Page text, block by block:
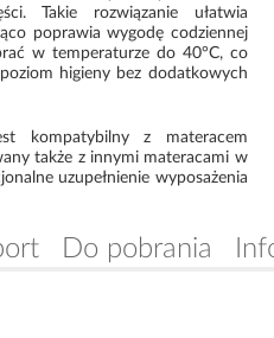
Takie rozwiązanie ułatwia
poprawia wygodę codziennej
w temperaturze do 40°C, co
higieny bez dodatkowych
kompatybilny z materacem
także z innymi materacami w
uzupełnienie wyposażenia
Do pobrania